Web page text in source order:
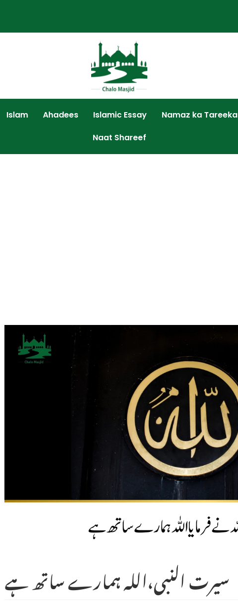
Islam Ahadees Islamic Essay Namaz ka Tareeka
Naat Shareef
سیرت النبی،اللہ ہمارے ساتھ ہے